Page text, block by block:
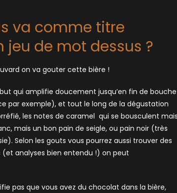
va comme titre
de mot dessus ?
on va gouter cette bière !
qui amplifie doucement jusqu’en fin de bouche
par exemple), et tout le long de la dégustation
les notes de caramel qui se bousculent
mais un bon pain de seigle, ou pain noir (très
Selon les gouts vous pourrez aussi trouver des
analyses bien entendu !) on peut
pas que vous avez du chocolat dans la bière,